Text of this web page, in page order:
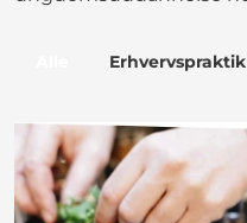
Erhvervspraktik